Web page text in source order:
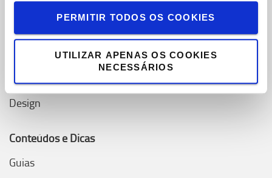
PERMITIR TODOS OS COOKIES
UTILIZAR APENAS OS COOKIES
NECESSÁRIOS
Sistema de Produção Toyota (TPS)
Sustentabilidade
Conceito de Serviço Toyota
Design
Conteúdos e Dicas
Guias